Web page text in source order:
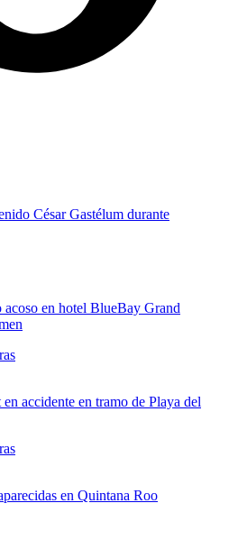
César Gastélum durante
acoso en hotel BlueBay Grand
accidente en tramo de Playa del
en Quintana Roo